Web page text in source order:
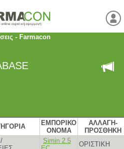
- Farmacon
ΕΜΠΟΡΙΚΟ
ΟΝΟΜΑ
ΑΛΛΑΓΗ-
ΠΡΟΣΘΗΚΗ
Simin 2.5
ΟΡΙΣΤΙΚΗ